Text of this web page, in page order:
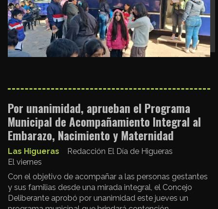
Por unanimidad, aprueban el Programa
Municipal de Acompañamiento Integral al
Embarazo, Nacimiento y Maternidad
Redacción El Día de Higueras
Las Higueras
El viernes
Con el objetivo de acompañar a las personas gestantes
y sus familias desde una mirada integral, el Concejo
Deliberante aprobó por unanimidad este jueves un